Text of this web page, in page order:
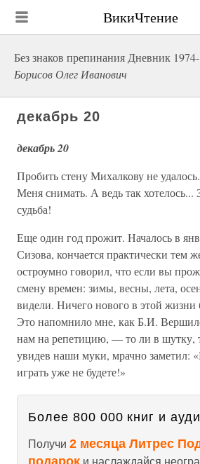
ВикиЧтение
Без знаков препинания Дневник
Борисов Олег Иванович
декабрь 20
декабрь 20
Пробить стену Михалкову не
Меня снимать. А ведь так хотелось...
судьба!
Еще один год прожит. Началось в
Сизова, кончается практически тем
остроумно говорил, что если вы
смену времен: зимы, весны, лета,
видели. Ничего нового в этой жизни
Это напомнило мне, как Б.И.
нам на репетицию, — то ли в шутку,
увидев наши муки, мрачно заметил:
играть уже не будете!»
Более 800 000 книг и
Получи 2 месяца Литрес
подарок и наслаждайся